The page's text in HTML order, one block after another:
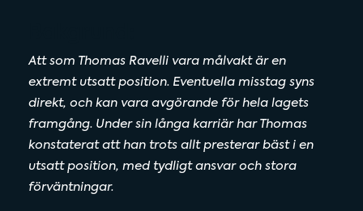
Att som Thomas Ravelli vara målvakt är en
extremt utsatt position. Eventuella misstag syns
direkt, och kan vara avgörande för hela lagets
framgång. Under sin långa karriär har Thomas
konstaterat att han trots allt presterar bäst i en
utsatt position, med tydligt ansvar och stora
förväntningar.